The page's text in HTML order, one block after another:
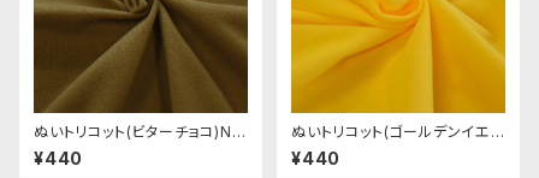
ぬいトリコット(ビターチョコ)NL
042 ぬいぐるみ用薄手パイル生
地 20cm
¥440
ぬいトリコット(ゴールデンイエ
ロー)NL024 ぬいぐるみ用薄手
パイル生地 20cm
¥440